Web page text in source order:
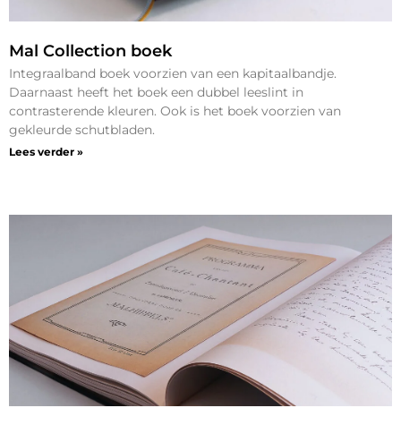
Mal Collection boek
Integraalband boek voorzien van een kapitaalbandje.
Daarnaast heeft het boek een dubbel leeslint in
contrasterende kleuren. Ook is het boek voorzien van
gekleurde schutbladen.
Lees verder »